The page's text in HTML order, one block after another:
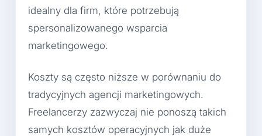
idealny dla firm, które potrzebują
spersonalizowanego wsparcia
marketingowego.
Koszty są często niższe w porównaniu do
tradycyjnych agencji marketingowych.
Freelancerzy zazwyczaj nie ponoszą takich
samych kosztów operacyjnych jak duże